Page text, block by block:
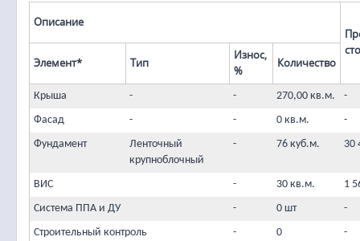
Описание
Элемент*
Тип
Износ,
%
Количество
Крыша - - 270,00 кв.м.
-
Фасад
- - 0 кв.м.
-
Фундамент
Ленточный
крупноблочный
- 76 куб.м. 30
ВИС - 30 кв.м.
1
Система ППА и ДУ
- 0 шт
-
Строительный контроль
- 0
-